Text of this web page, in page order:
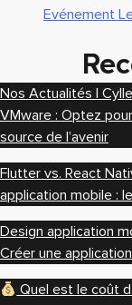
Evénement
Nos Actualités |
VMware : Optez
source de l’avenir
Flutter vs. React
application mobile :
Design application
Créer une
Quel est le coût